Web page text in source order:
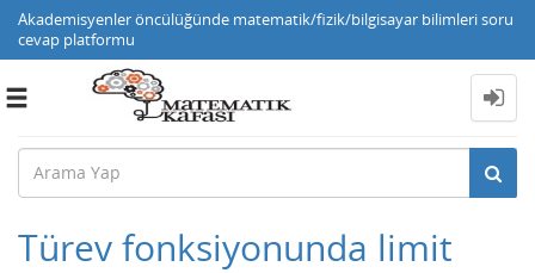
Akademisyenler öncülüğünde matematik/fizik/bilgisayar bilimleri soru
cevap platformu
Toggle
Türev fonksiyonunda limit